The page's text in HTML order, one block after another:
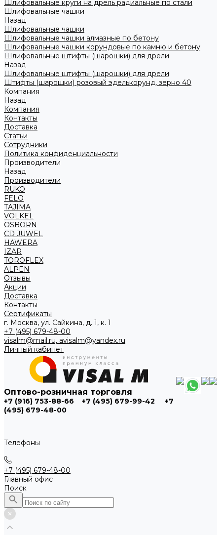
Шлифовальные круги на дрель радиальные по стали
Шлифовальные чашки
Назад
Шлифовальные чашки
Шлифовальные чашки алмазные по бетону
Шлифовальные чашки корундовые по камню и бетону
Шлифовальные штифты (шарошки) для дрели
Назад
Шлифовальные штифты (шарошки) для дрели
Штифты (шарошки) розовый эделькорунд, зерно 40
Компания
Назад
Компания
Контакты
Доставка
Статьи
Сотрудники
Политика конфиденциальности
Производители
Назад
Производители
RUKO
FELO
TAJIMA
VOLKEL
OSBORN
CD JUWEL
HAWERA
IZAR
TOROFLEX
ALPEN
Отзывы
Акции
Доставка
Контакты
Сертификаты
г. Москва, ул. Сайкина, д. 1, к. 1
+7 (495) 679-48-00
visalm@mail.ru, avisalm@yandex.ru
Личный кабинет
Оптово-розничная торговля
+7 (916) 753-88-66 +7 (495) 679-99-42
+7
(495) 679-48-00
Телефоны
+7 (495) 679-48-00
Главный офис
Поиск